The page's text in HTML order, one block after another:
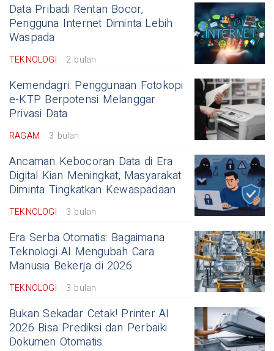
Data Pribadi Rentan Bocor,
Pengguna Internet Diminta Lebih
Waspada
TEKNOLOGI 2 bulan
Kemendagri: Penggunaan Fotokopi
e-KTP Berpotensi Melanggar
Privasi Data
RAGAM 3 bulan
Ancaman Kebocoran Data di Era
Digital Kian Meningkat, Masyarakat
Diminta Tingkatkan Kewaspadaan
TEKNOLOGI 3 bulan
Era Serba Otomatis: Bagaimana
Teknologi AI Mengubah Cara
Manusia Bekerja di 2026
TEKNOLOGI 3 bulan
Bukan Sekadar Cetak! Printer AI
2026 Bisa Prediksi dan Perbaiki
Dokumen Otomatis